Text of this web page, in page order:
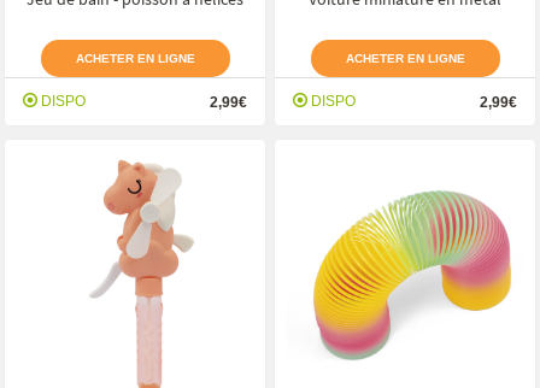
ACHETER EN LIGNE
DISPO 2,99€
ACHETER EN LIGNE
DISPO 2,99€